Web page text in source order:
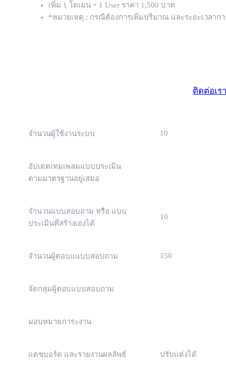
เพิ่ม 1 โดเมน + 1 User ราคา 1,500 บาท
*หมายเหตุ : กรณีต้องการเพิ่มปริมาณ และระยะเวลาก
ติดต่อเร
จำนวนผู้ใช้งานระบบ 10
อัปเดตเทมเพลมแบบประเมิน
ตามมาตรฐานอยู่เสมอ
จำนวนแบบสอบถาม หรือ แบบ
ประเมินที่สร้างเองได้
10
จำนวนผู้ตอบแแบบสอบถาม 150
จัดกลุ่มผู้ตอบแบบสอบถาม
มอบหมายภาระงาน
แดชบอร์ด และรายงานผลลัพธ์ ปรับแต่งได้